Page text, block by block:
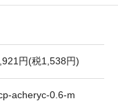
円(税1,538円)
acheryc-0.6-m